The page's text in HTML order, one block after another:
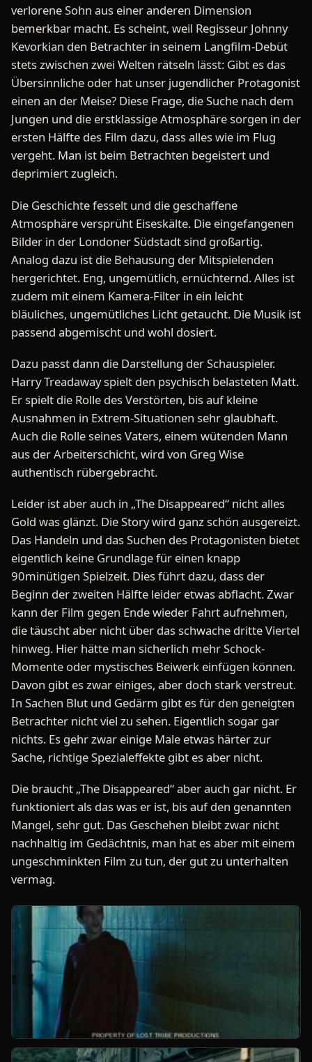
verlorene Sohn aus einer anderen Dimension
bemerkbar macht. Es scheint, weil Regisseur Johnny
Kevorkian den Betrachter in seinem Langfilm-Debüt
stets zwischen zwei Welten rätseln lässt: Gibt es das
Übersinnliche oder hat unser jugendlicher Protagonist
einen an der Meise? Diese Frage, die Suche nach dem
Jungen und die erstklassige Atmosphäre sorgen in der
ersten Hälfte des Film dazu, dass alles wie im Flug
vergeht. Man ist beim Betrachten begeistert und
deprimiert zugleich.
Die Geschichte fesselt und die geschaffene
Atmosphäre versprüht Eiseskälte. Die eingefangenen
Bilder in der Londoner Südstadt sind großartig.
Analog dazu ist die Behausung der Mitspielenden
hergerichtet. Eng, ungemütlich, ernüchternd. Alles ist
zudem mit einem Kamera-Filter in ein leicht
bläuliches, ungemütliches Licht getaucht. Die Musik ist
passend abgemischt und wohl dosiert.
Dazu passt dann die Darstellung der Schauspieler.
Harry Treadaway spielt den psychisch belasteten Matt.
Er spielt die Rolle des Verstörten, bis auf kleine
Ausnahmen in Extrem-Situationen sehr glaubhaft.
Auch die Rolle seines Vaters, einem wütenden Mann
aus der Arbeiterschicht, wird von Greg Wise
authentisch rübergebracht.
Leider ist aber auch in „The Disappeared“ nicht alles
Gold was glänzt. Die Story wird ganz schön ausgereizt.
Das Handeln und das Suchen des Protagonisten bietet
eigentlich keine Grundlage für einen knapp
90minütigen Spielzeit. Dies führt dazu, dass der
Beginn der zweiten Hälfte leider etwas abflacht. Zwar
kann der Film gegen Ende wieder Fahrt aufnehmen,
die täuscht aber nicht über das schwache dritte Viertel
hinweg. Hier hätte man sicherlich mehr Schock-
Momente oder mystisches Beiwerk einfügen können.
Davon gibt es zwar einiges, aber doch stark verstreut.
In Sachen Blut und Gedärm gibt es für den geneigten
Betrachter nicht viel zu sehen. Eigentlich sogar gar
nichts. Es gehr zwar einige Male etwas härter zur
Sache, richtige Spezialeffekte gibt es aber nicht.
Die braucht „The Disappeared“ aber auch gar nicht. Er
funktioniert als das was er ist, bis auf den genannten
Mangel, sehr gut. Das Geschehen bleibt zwar nicht
nachhaltig im Gedächtnis, man hat es aber mit einem
ungeschminkten Film zu tun, der gut zu unterhalten
vermag.